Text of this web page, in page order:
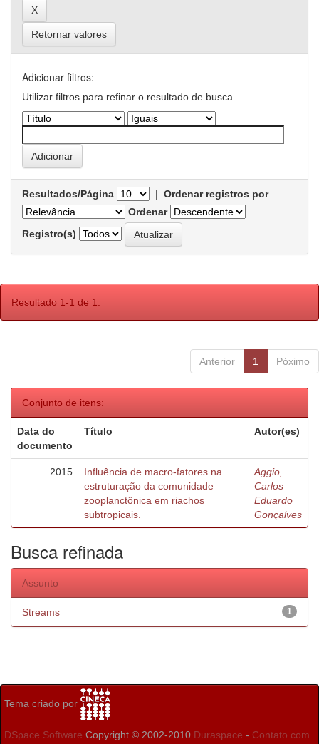
Retornar valores
Adicionar filtros:
Utilizar filtros para refinar o resultado de busca.
Resultados/Página | Ordenar registros por
Ordenar
Registro(s)
Resultado 1-1 de 1.
Anterior 1 Póximo
Conjunto de itens:
Data do
documento
Título Autor(es)
2015
Influência de macro-fatores na
estruturação da comunidade
zooplanctônica em riachos
subtropicais.
Aggio,
Carlos
Eduardo
Gonçalves
Busca refinada
Assunto
1
Streams
Tema criado por
DSpace Software Copyright © 2002-2010 Duraspace - Contato com